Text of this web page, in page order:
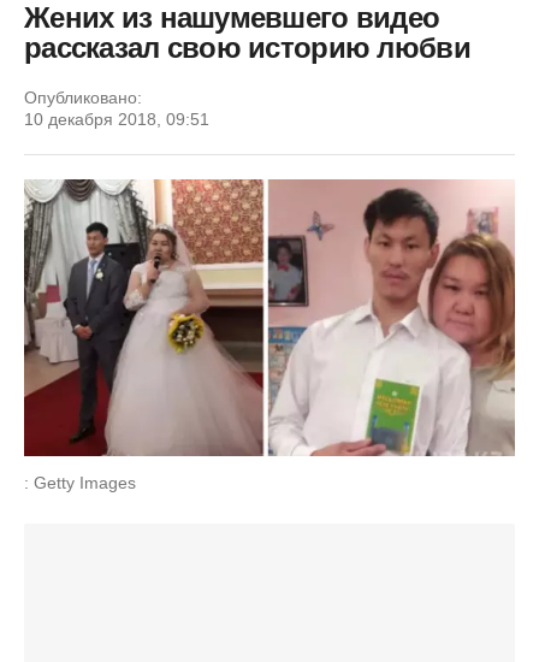
Жених из нашумевшего видео
рассказал свою историю любви
Опубликовано:
10 декабря 2018, 09:51
: Getty Images